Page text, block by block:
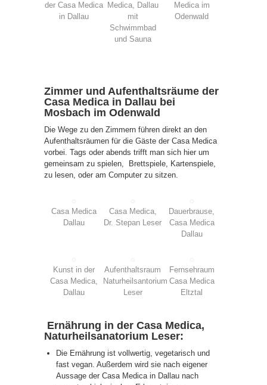
der Casa Medica
in Dallau
Medica, Dallau
mit
Schwimmbad
und Sauna
Medica im
Odenwald
Zimmer und Aufenthaltsräume der
Casa Medica in Dallau bei
Mosbach im Odenwald
Die Wege zu den Zimmern führen direkt an den
Aufenthaltsräumen für die Gäste der Casa Medica
vorbei. Tags oder abends trifft man sich hier um
gemeinsam zu spielen, Brettspiele, Kartenspiele,
zu lesen, oder am Computer zu sitzen.
Casa Medica
Dallau
Casa Medica,
Dr. Stepan Leser
Dauerbrause,
Casa Medica
Dallau
Kunst in der
Casa Medica,
Dallau
Aufenthaltsraum
Naturheilsantorium
Leser
Fernsehraum
Casa Medica
Eltztal
Ernährung in der Casa Medica,
Naturheilsanatorium Leser:
Die Ernährung ist vollwertig, vegetarisch und
fast vegan. Außerdem wird sie nach eigener
Aussage der Casa Medica in Dallau nach